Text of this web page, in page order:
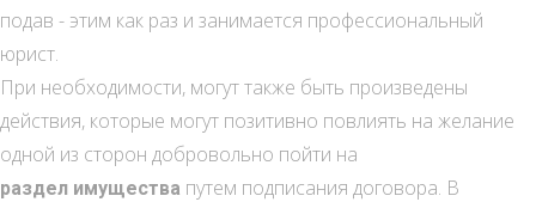
подав - этим как раз и занимается профессиональный
юрист.
При необходимости, могут также быть произведены
действия, которые могут позитивно повлиять на желание
одной из сторон добровольно пойти на
раздел имущества путем подписания договора. В